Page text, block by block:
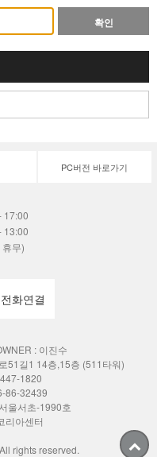
확인
PC버전 바로가기
17:00
13:00
무)
화연결
: 이진수
51길1 14층,15층 (511타워)
1820
86-32439
울서초-1990호
리아센터
rights reserved.